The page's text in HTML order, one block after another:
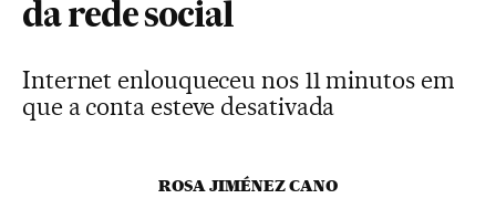
da rede social
Internet enlouqueceu nos 11 minutos em
que a conta esteve desativada
ROSA JIMÉNEZ CANO